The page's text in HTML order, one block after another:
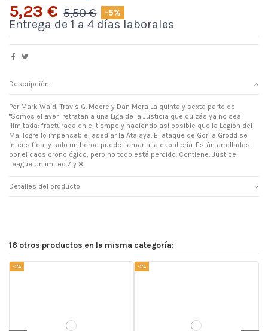
5,23 € 5,50 € -5%
Entrega de 1 a 4 días laborales
Descripción
Por Mark Waid, Travis G. Moore y Dan Mora La quinta y sexta parte de
"Somos el ayer" retratan a una Liga de la Justicia que quizás ya no sea
ilimitada: fracturada en el tiempo y haciendo así posible que la Legión del
Mal logre lo impensable: asediar la Atalaya. El ataque de Gorila Grodd se
intensifica, y solo un héroe puede llamar a la caballería. Están arrollados
por el caos cronológico, pero no todo está perdido. Contiene: Justice
League Unlimited 7 y 8
Detalles del producto
16 otros productos en la misma categoría:
-5% -5%